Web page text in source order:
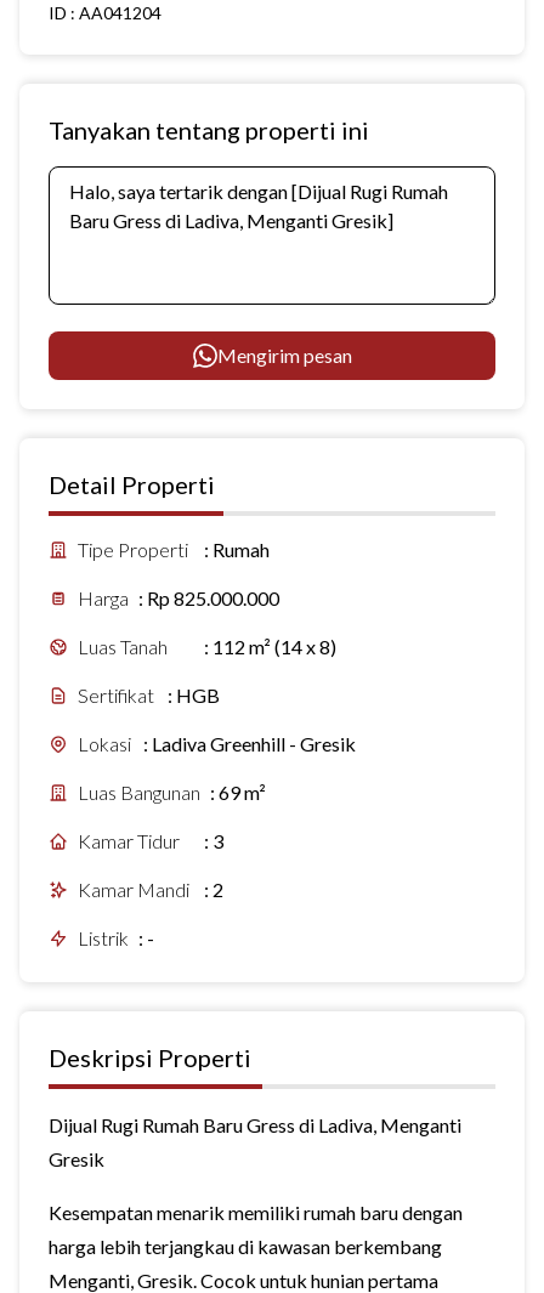
ID : AA041204
Tanyakan tentang properti ini
Mengirim pesan
Detail Properti
Tipe Properti : Rumah
Harga : Rp 825.000.000
Luas Tanah : 112 m² (14 x 8)
Sertifikat : HGB
Lokasi : Ladiva Greenhill - Gresik
Luas Bangunan : 69 m²
Kamar Tidur : 3
Kamar Mandi : 2
Listrik : -
Deskripsi Properti
Dijual Rugi Rumah Baru Gress di Ladiva, Menganti
Gresik
Kesempatan menarik memiliki rumah baru dengan
harga lebih terjangkau di kawasan berkembang
Menganti, Gresik. Cocok untuk hunian pertama